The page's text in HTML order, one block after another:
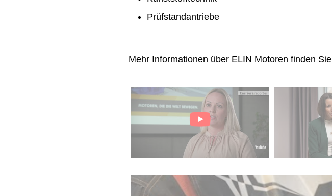
Prüfstandantriebe
Mehr Informationen über ELIN Motoren finden Sie